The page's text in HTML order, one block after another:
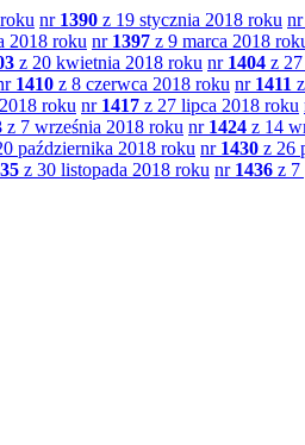
nr 1390 z 19 stycznia 2018 roku nr
2018 roku nr 1397 z 9 marca 2018
z 20 kwietnia 2018 roku nr 1404 z
1410 z 8 czerwca 2018 roku nr 1411
roku nr 1417 z 27 lipca 2018 roku
z 7 września 2018 roku nr 1424 z 14
października 2018 roku nr 1430 z 26
z 30 listopada 2018 roku nr 1436 z 7